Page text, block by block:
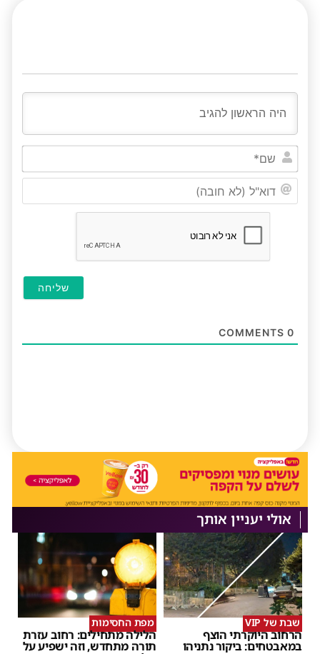
שם*
0
אולי יעניין אותך
שבת של VIP
הרחוב היוקרתי הוצף
במאבטחים: ביקור נתניהו
מפת החסימות
הלילה מתחילים: רחוב עזרת
תורה מתחדש, וזה ישפיע על